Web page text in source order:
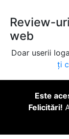
Review-
web
Doar userii
ți
Este
Felicitări!